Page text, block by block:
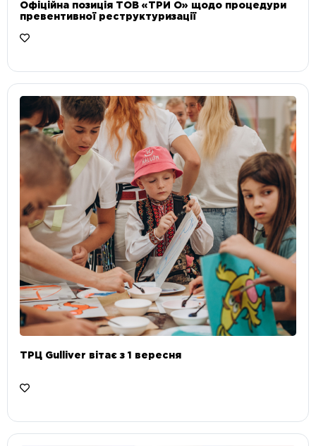
Офіційна позиція ТОВ «ТРИ О» щодо процедури
превентивної реструктуризації
ТРЦ Gulliver вітає з 1 вересня